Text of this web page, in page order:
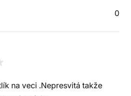
0
na veci .Nepresvitá takže